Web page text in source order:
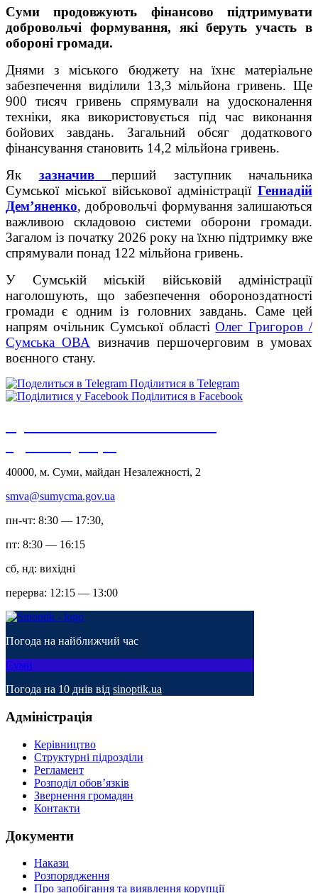
Суми продовжують фінансово підтримувати
добровольчі формування, які беруть участь в
обороні громади.
Днями з міського бюджету на їхнє матеріальне
забезпечення виділили 13,3 мільйона гривень. Ще
900 тисяч гривень спрямували на удосконалення
техніки, яка використовується під час виконання
бойових завдань. Загальний обсяг додаткового
фінансування становить 14,2 мільйона гривень.
Як зазначив
перший заступник начальника
Сумської міської військової адміністрації Геннадій
Дем’яненко, добровольчі формування залишаються
важливою складовою системи оборони громади.
Загалом із початку 2026 року на їхню підтримку вже
спрямували понад 122 мільйона гривень.
У Сумській міській військовій адміністрації
наголошують, що забезпечення обороноздатності
громади є одним із головних завдань. Саме цей
напрям очільник Сумської областіОлег Григоров /
Сумська ОВА
визначив першочерговим в умовах
воєнного стану.
Поділитися в Telegram
Поділитися в Facebook
40000, м. Суми, майдан Незалежності, 2
smva@sumycma.gov.ua
пн-чт: 8:30 — 17:30,
пт: 8:30 — 16:15
сб, нд: вихідні
перерва: 12:15 — 13:00
Погода на найближчий час
Суми
Погода на 10 днів від sinoptik.ua
Адміністрація
Керівництво
Структурні підрозділи
Регламент
Розподіл обов’язків
Звернення громадян
Контакти
Документи
Накази
Розпорядження
Про запобігання та виявлення корупції